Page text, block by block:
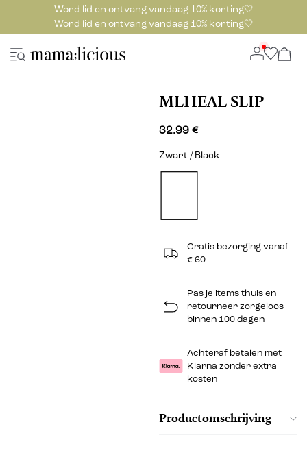
Word lid en ontvang vandaag 10% korting🤍
Word lid en ontvang vandaag 10% korting🤍
MLHEAL SLIP
32.99 €
Zwart / Black
Gratis bezorging vanaf
€ 60
Pas je items thuis en
retourneer zorgeloos
binnen 100 dagen
Achteraf betalen met
Klarna zonder extra
kosten
Productomschrijving